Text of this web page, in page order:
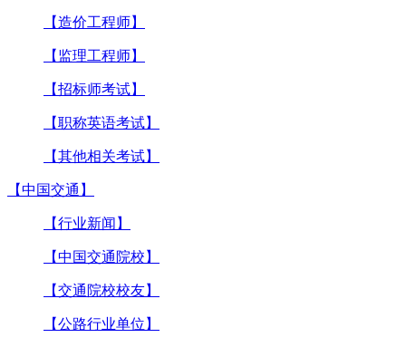
【造价工程师】
【监理工程师】
【招标师考试】
【职称英语考试】
【其他相关考试】
【中国交通】
【行业新闻】
【中国交通院校】
【交通院校校友】
【公路行业单位】